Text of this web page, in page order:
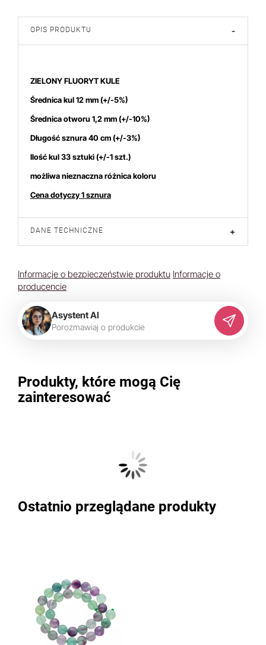
OPIS PRODUKTU -
ZIELONY FLUORYT KULE
Średnica kul 12 mm(+/-5%)
Średnica otworu 1,2 mm (+/-10%)
Długość sznura 40 cm (+/-3%)
Ilość kul 33 sztuki (+/-1 szt.)
możliwa nieznaczna różnica koloru
Cena dotyczy 1 sznura
DANE TECHNICZNE +
Informacje o bezpieczeństwie produktu Informacje o
producencie
Asystent AI
Porozmawiaj o produkcie
Produkty, które mogą Cię
zainteresować
Ostatnio przeglądane produkty